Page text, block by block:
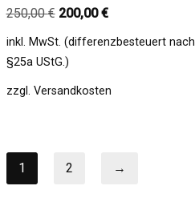
250,00€ 200,00€
inkl. MwSt. (differenzbesteuert nach
§25a UStG.)
zzgl. Versandkosten
1 2 →